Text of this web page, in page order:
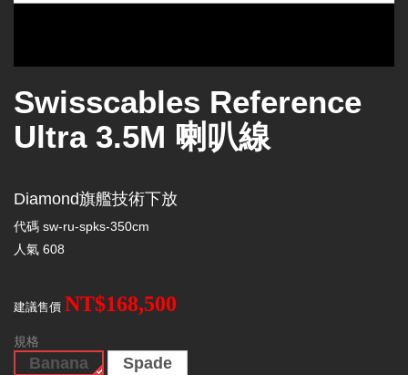
Swisscables Reference
Ultra 3.5M 喇叭線
Diamond旗艦技術下放
代碼 sw-ru-spks-350cm
人氣 608
建議售價 NT$168,500
規格
Banana Spade